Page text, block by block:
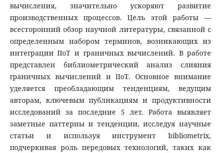
вычисления, значительно ускоряют развитие
производственных процессов. Цель этой работы —
всесторонний обзор научной литературы, связанной с
определенным набором терминов, возникающих из
интеграции IIoT и граничных вычислений. В работе
представлен библиометрический анализ слияния
граничных вычислений и IIoT. Основное внимание
уделяется преобладающим тенденциям, ведущим
авторам, ключевым публикациям и продуктивности
исследований за последние 5 лет. Работа выявляет
заметные паттерны и тенденции, исследуя научные
статьи и используя инструмент bibliometrix,
подчеркивая роль передовых технологий, таких как